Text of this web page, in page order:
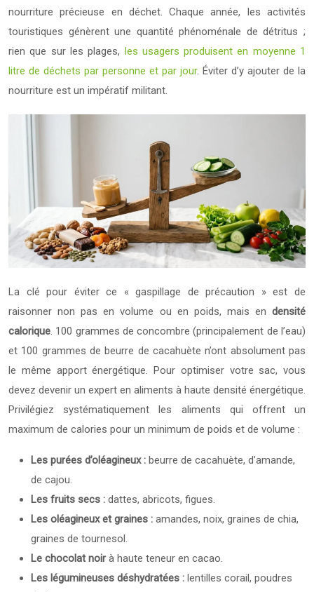
nourriture précieuse en déchet. Chaque année, les activités
touristiques génèrent une quantité phénoménale de détritus ;
rien que sur les plages,
les usagers produisent en moyenne 1
litre de déchets par personne et par jour. Éviter d’y ajouter de la
nourriture est un impératif militant.
La clé pour éviter ce « gaspillage de précaution » est de
raisonner non pas en volume ou en poids, mais en densité
calorique. 100 grammes de concombre (principalement de l’eau)
et 100 grammes de beurre de cacahuète n’ont absolument pas
le même apport énergétique. Pour optimiser votre sac, vous
devez devenir un expert en aliments à haute densité énergétique.
Privilégiez systématiquement les aliments qui offrent un
maximum de calories pour un minimum de poids et de volume :
Les purées d’oléagineux : beurre de cacahuète, d’amande,
de cajou.
Les fruits secs : dattes, abricots, figues.
Les oléagineux et graines : amandes, noix, graines de chia,
graines de tournesol.
Le chocolat noirà haute teneur en cacao.
Les légumineuses déshydratées : lentilles corail, poudres